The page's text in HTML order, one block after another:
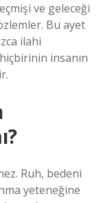
ve geleceği
Bu ayet
ilahi
insanın
Ruh, bedeni
yeteneğine